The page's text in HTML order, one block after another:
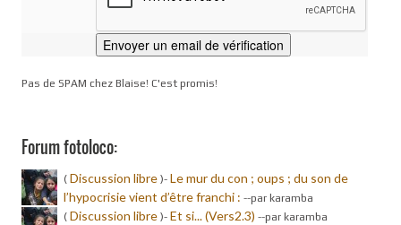
Pas de SPAM chez Blaise! C'est promis!
Forum fotoloco:
( Discussion libre )- Le mur du con ; oups ; du son de
l’hypocrisie vient d’être franchi : --par karamba
( Discussion libre )- Et si... (Vers2.3) --par karamba